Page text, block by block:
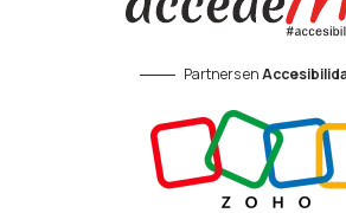
Partners en